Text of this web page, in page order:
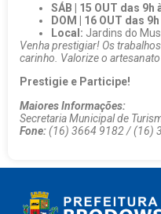
SÁB | 15 OUT das 9h
DOM | 16 OUT das
Local: Jardins do
Venha prestigiar! Os
carinho. Valorize o
Prestigie e Participe!
Maiores Informações:
Secretaria Municipal de
Fone:(16) 3664 9182 / (16)